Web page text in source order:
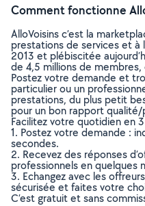
Comment fonctionne
AlloVoisins c’est la
prestations de services et
2013 et plébiscitée
de 4,5 millions de
Postez votre demande et
particulier ou un
prestations, du plus petit
pour un bon rapport qualité/
Facilitez votre quotidien en
1. Postez votre demande :
secondes.
2. Recevez des réponses
professionnels en quelques
3. Echangez avec les
sécurisée et faites votre
C’est gratuit et sans